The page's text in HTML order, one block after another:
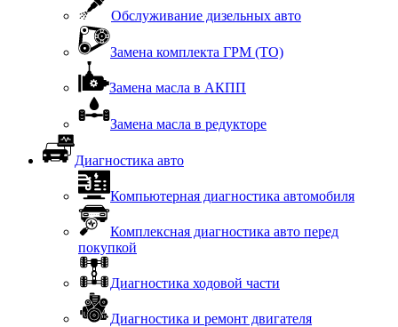
Обслуживание дизельных авто
Замена комплекта ГРМ (ТО)
Замена масла в АКПП
Замена масла в редукторе
Диагностика авто
Компьютерная диагностика автомобиля
Комплексная диагностика авто перед
покупкой
Диагностика ходовой части
Диагностика и ремонт двигателя